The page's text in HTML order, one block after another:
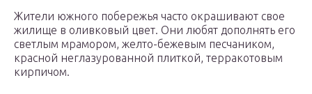
Жители южного побережья часто окрашивают свое
жилище в оливковый цвет. Они любят дополнять его
светлым мрамором, желто-бежевым песчаником,
красной неглазурованной плиткой, терракотовым
кирпичом.